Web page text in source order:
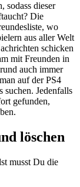
sodass dieser
Die
wo
aus aller Welt
schicken
mit Freunden in
auch immer
auf der PS4
suchen. Jedenfalls
gefunden,
löschen
musst Du die